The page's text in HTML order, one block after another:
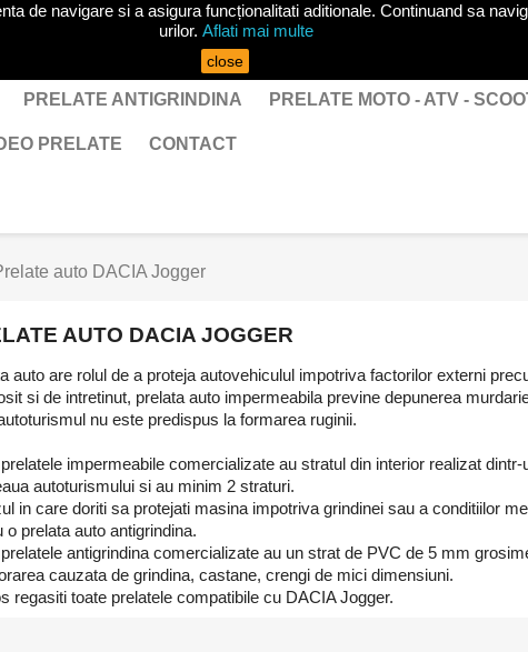
PRELATE ANTIGRINDINA PRELATE MOTO - ATV -
PRELATE CONTACT
auto DACIA Jogger
AUTO DACIA JOGGER
auto are rolul de a proteja autovehiculul impotriva factorilor externi
si de intretinut, prelata auto impermeabila previne depunerea
nu este predispus la formarea ruginii.
impermeabile comercializate au stratul din interior realizat
autoturismului si au minim 2 straturi.
in care doriti sa protejati masina impotriva grindinei sau a conditiilor
o prelata auto antigrindina.
antigrindina comercializate au un strat de PVC de 5 mm
cauzata de grindina, castane, crengi de mici dimensiuni.
regasiti toate prelatele compatibile cu DACIA Jogger.
de navigare si a asigura funcționalitati aditionale. Continuand sa
urilor. Aflati mai multe
close